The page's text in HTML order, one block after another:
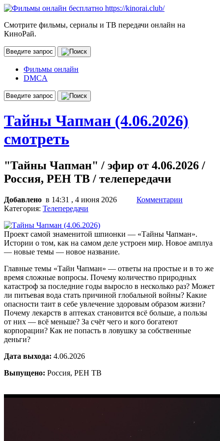
Смотрите фильмы, сериалы и ТВ передачи онлайн на
КиноРай.
Фильмы онлайн
DMCA
Тайны Чапман (4.06.2026)
смотреть
"Тайны Чапман" / эфир от 4.06.2026 /
Россия, РЕН ТВ / телепередачи
Добавлено в 14:31 , 4 июня 2026
Комментарии
Категория: Телепередачи
Проект самой знаменитой шпионки — «Тайны Чапман».
Истории о том, как на самом деле устроен мир. Новое амплуа
— новые темы — новое название.
Главные темы «Тайн Чапман» — ответы на простые и в то же
время сложные вопросы. Почему количество природных
катастроф за последние годы выросло в несколько раз? Может
ли питьевая вода стать причиной глобальной войны? Какие
опасности таит в себе увлечение здоровым образом жизни?
Почему лекарств в аптеках становится всё больше, а пользы
от них — всё меньше? За счёт чего и кого богатеют
корпорации? Как не попасть в ловушку за собственные
деньги?
Дата выхода: 4.06.2026
Выпущено: Россия, РЕН ТВ